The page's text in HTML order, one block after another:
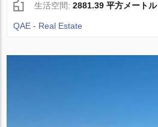
生活空間:2881.39 平方メートル
QAE - Real Estate